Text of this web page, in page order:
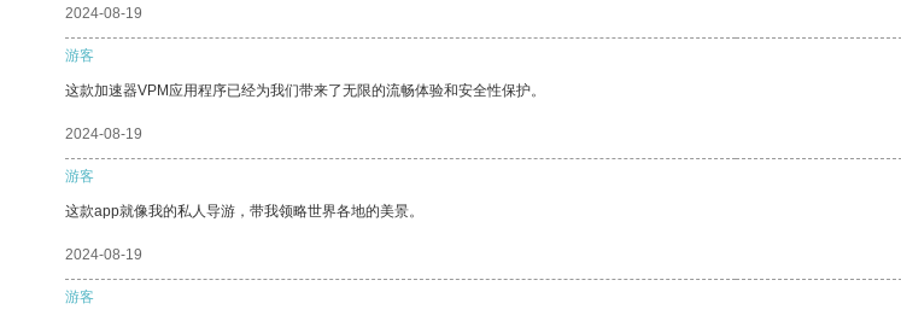
2024-08-19
游客
这款加速器VPM应用程序已经为我们带来了无限的流畅体验和安全性保护。
2024-08-19
游客
这款app就像我的私人导游，带我领略世界各地的美景。
2024-08-19
游客